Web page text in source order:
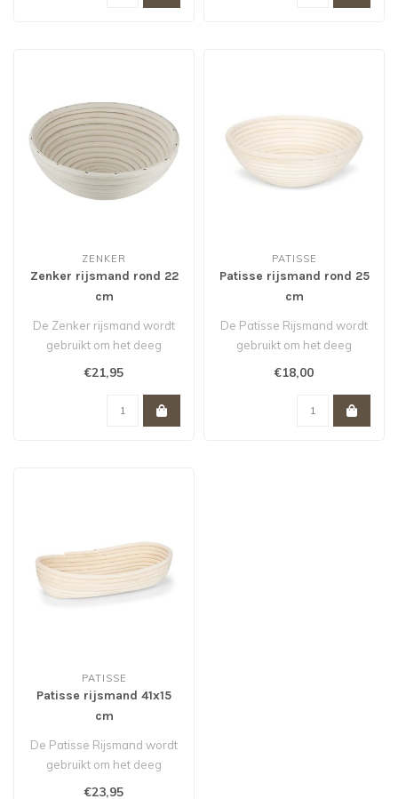
ZENKER
Zenker rijsmand rond 22
cm
De Zenker rijsmand wordt
gebruikt om het deeg
perfect en gelijkmatig te
€21,95
PATISSE
Patisse rijsmand rond 25
cm
De Patisse Rijsmand wordt
gebruikt om het deeg
perfect en gelijkmatig te
€18,00
PATISSE
Patisse rijsmand 41x15
cm
De Patisse Rijsmand wordt
gebruikt om het deeg
€23,95